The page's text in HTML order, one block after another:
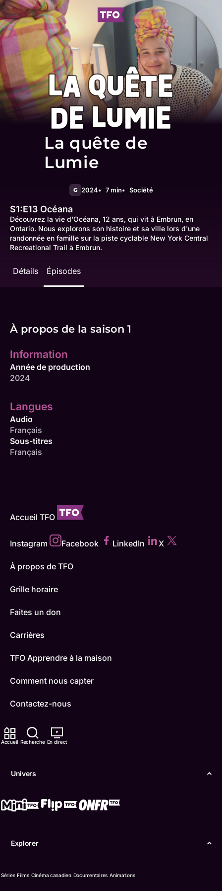
Accueil Recherche En direct
Univers
Explorer
Séries Films Cinéma canadien Documentaires Animations
La quête de
Lumie
G 2024 7 min Société
S1:E13 Océana
Découvrez la vie d'Océana, 12 ans, qui vit à Embrun, en
Ontario. Nous explorons son histoire et sa ville lors d'une
randonnée en famille sur la piste cyclable New York Central
Recreational Trail à Embrun.
Détails Épisodes
À propos de la saison 1
Information
Année de production
2024
Langues
Audio
Français
Sous-titres
Français
Accueil TFO
Instagram Facebook LinkedIn X
À propos de TFO
Grille horaire
Faites un don
Carrières
TFO Apprendre à la maison
Comment nous capter
Contactez-nous
ONFR
Boukili
Confidentialité
langue française de l’Ontario (TFO) - 2026